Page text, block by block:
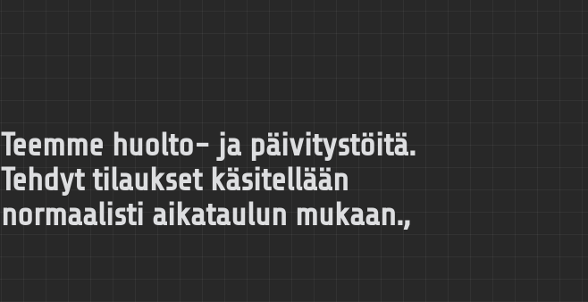
Teemme huolto- ja päivitystöitä.
Tehdyt tilaukset käsitellään
normaalisti aikataulun mukaan.,